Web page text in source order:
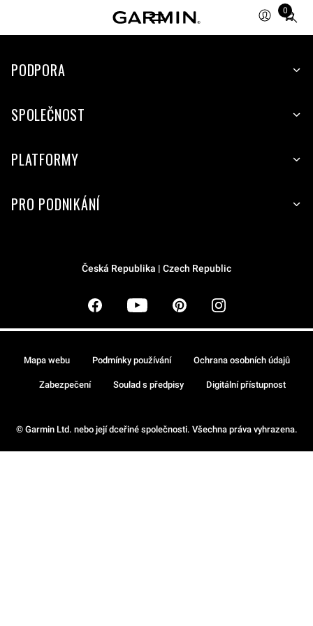
0
Total
items
cart:
PODPORA
SPOLEČNOST
PLATFORMY
PRO PODNIKÁNÍ
Česká Republika | Czech Republic
© Garmin Ltd. nebo její dceřiné společnosti. Všechna práva vyhrazena.
Mapa webu Podmínky používání Ochrana osobních údajů
Zabezpečení Soulad s předpisy Digitální přístupnost